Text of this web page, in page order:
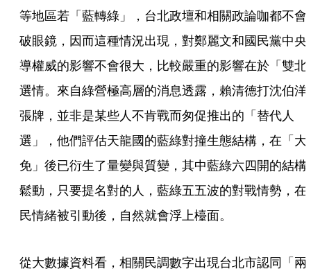
等地區若「藍轉綠」，台北政壇和相關政論咖都不會
破眼鏡，因而這種情況出現，對鄭麗文和國民黨中央
導權威的影響不會很大，比較嚴重的影響在於「雙北
選情。來自綠營極高層的消息透露，賴清德打沈伯洋
張牌，並非是某些人不肯戰而匆促推出的「替代人
選」，他們評估天龍國的藍綠對撞生態結構，在「大
免」後已衍生了量變與質變，其中藍綠六四開的結構
鬆動，只要提名對的人，藍綠五五波的對戰情勢，在
民情緒被引動後，自然就會浮上檯面。
從大數據資料看，相關民調數字出現台北市認同「兩